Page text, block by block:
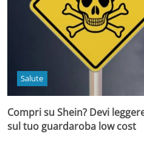
Salute
Compri su Shein? Devi
sul tuo guardaroba low cost